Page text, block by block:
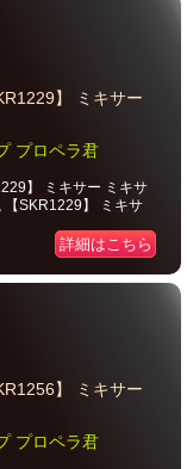
】 ミキサー
プロペラ君
】 ミキサー ミキサ
【SKR1229】 ミキサ
詳細はこちら
】 ミキサー
プロペラ君